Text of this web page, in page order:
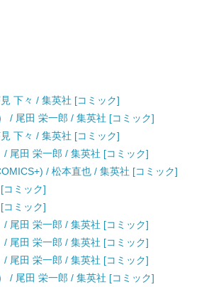
下々 / 集英社 [コミック]
/ 尾田 栄一郎 / 集英社 [コミック]
下々 / 集英社 [コミック]
尾田 栄一郎 / 集英社 [コミック]
/ 松本直也 / 集英社 [コミック]
コミック]
コミック]
尾田 栄一郎 / 集英社 [コミック]
尾田 栄一郎 / 集英社 [コミック]
尾田 栄一郎 / 集英社 [コミック]
/ 尾田 栄一郎 / 集英社 [コミック]